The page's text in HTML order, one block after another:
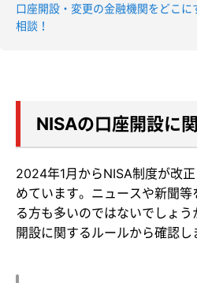
口座開設・変更の金融機関をどこ
相談！
NISAの口座開設に
2024年1月からNISA制度が改
めています。ニュースや新聞
る方も多いのではないでしょ
開設に関するルールから確認し